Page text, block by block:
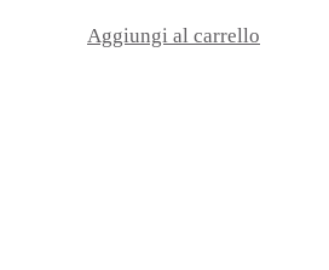
Aggiungi al carrello